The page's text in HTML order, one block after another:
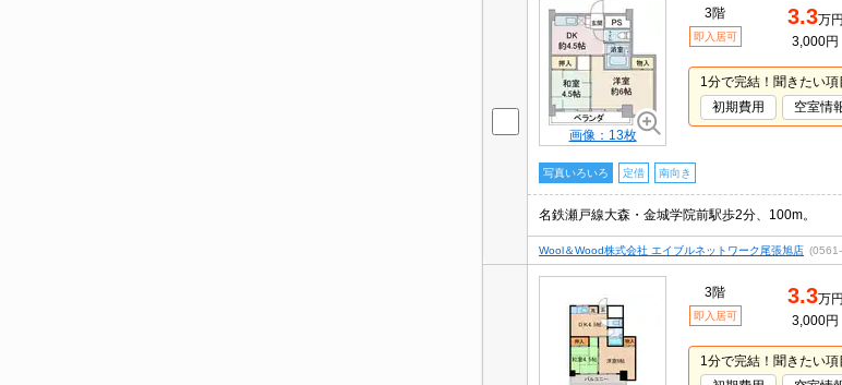
画像：13枚
3階
即入居可
3.3万円
3,000円
1分で完結！聞きたい項
初期費用
空室情
写真いろいろ 定借 南向き
名鉄瀬戸線大森・金城学院前駅歩2分、100m。
Wool＆Wood株式会社 エイブルネットワーク尾張旭店
3階
即入居可
3.3万円
3,000円
1分で完結！聞きたい項